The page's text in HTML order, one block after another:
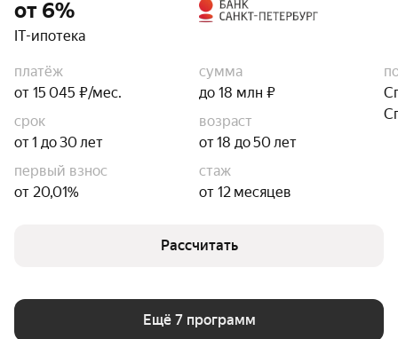
от 6%
IT-ипотека
платёж
от 15 045 ₽/мес.
сумма
до 18 млн ₽
срок
от 1 до 30 лет
возраст
от 18 до 50 лет
первый взнос
от 20,01%
стаж
от 12 месяцев
Рассчитать
Ещё 7 программ